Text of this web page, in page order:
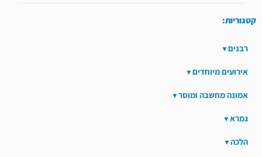
קטגוריות:
רבנים
אירועים מיוחדים
אמונה מחשבה ומוסר
גמרא
הלכה